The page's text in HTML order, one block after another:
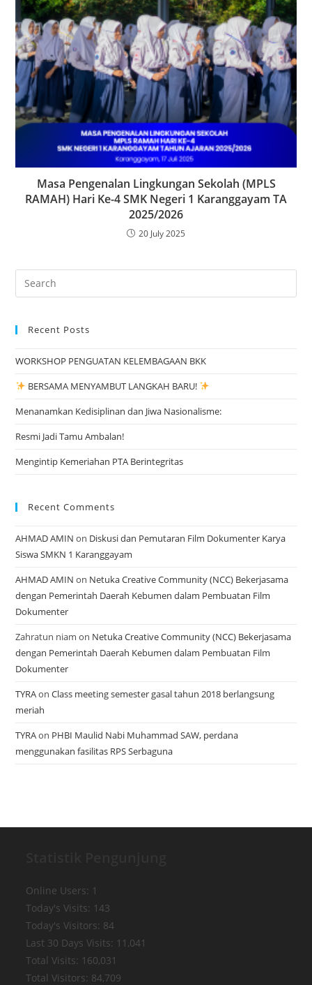
Masa Pengenalan Lingkungan Sekolah (MPLS
RAMAH) Hari Ke-4 SMK Negeri 1 Karanggayam TA
2025/2026
20 July 2025
Search
for:
Recent Posts
WORKSHOP PENGUATAN KELEMBAGAAN BKK
BERSAMA MENYAMBUT LANGKAH BARU!
Menanamkan Kedisiplinan dan Jiwa Nasionalisme:
Resmi Jadi Tamu Ambalan!
Mengintip Kemeriahan PTA Berintegritas
Recent Comments
AHMAD AMIN on Diskusi dan Pemutaran Film Dokumenter Karya
Siswa SMKN 1 Karanggayam
AHMAD AMIN on Netuka Creative Community (NCC) Bekerjasama
dengan Pemerintah Daerah Kebumen dalam Pembuatan Film
Dokumenter
Zahratun niam on Netuka Creative Community (NCC) Bekerjasama
dengan Pemerintah Daerah Kebumen dalam Pembuatan Film
Dokumenter
TYRAonClass meeting semester gasal tahun 2018 berlangsung
meriah
TYRAon PHBI Maulid Nabi Muhammad SAW, perdana
menggunakan fasilitas RPS Serbaguna
Online Users: 1
Today's Visits: 143
Today's Visitors: 84
Last 30 Days Visits: 11,041
Total Visits: 160,031
Total Visitors: 84,709